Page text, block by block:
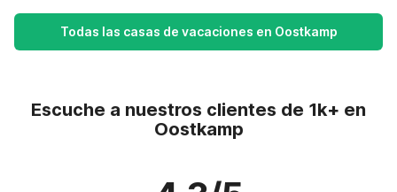
Todas las casas de vacaciones en Oostkamp
Escuche a nuestros clientes de 1k+ en
Oostkamp